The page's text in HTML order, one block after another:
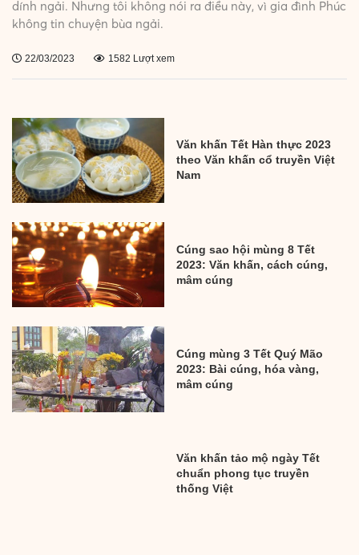
dính ngải. Nhưng tôi không nói ra điều này, vì gia đình Phúc
không tin chuyện bùa ngải.
22/03/2023 1582 Lượt xem
Văn khấn Tết Hàn thực 2023
theo Văn khấn cổ truyền Việt
Nam
Cúng sao hội mùng 8 Tết
2023: Văn khấn, cách cúng,
mâm cúng
Cúng mùng 3 Tết Quý Mão
2023: Bài cúng, hóa vàng,
mâm cúng
Văn khấn tảo mộ ngày Tết
chuẩn phong tục truyền
thống Việt